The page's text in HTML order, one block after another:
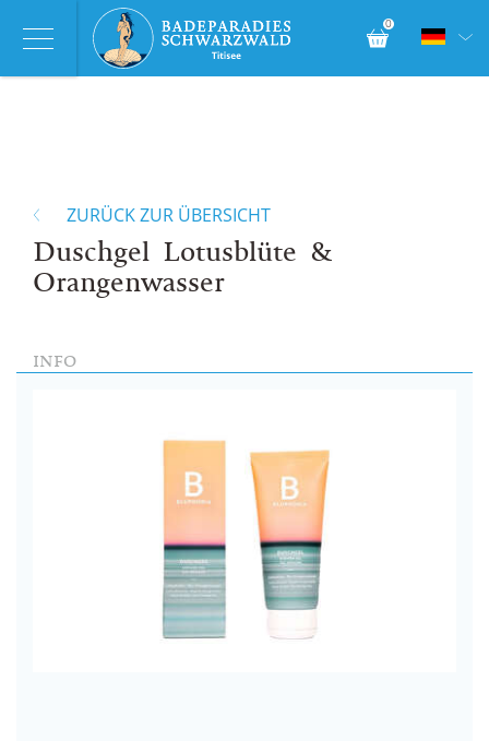
0
ZURÜCK ZUR ÜBERSICHT
Duschgel Lotusblüte &
Orangenwasser
INFO